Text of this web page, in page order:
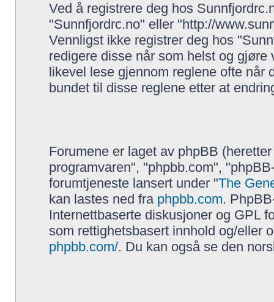
Ved å registrere deg hos
"Sunnfjordrc.no" eller "http://
Vennligst ikke registrer deg hos
redigere disse når som helst og
likevel lese gjennom reglene ofte når
bundet til disse reglene etter at
Forumene er laget av phpBB
programvaren", "phpbb.com",
forumtjeneste lansert under "The
kan lastes ned fra phpbb.com.
Internettbaserte diskusjoner og GPL
som rettighetsbasert innhold og/eller
phpbb.com/. Du kan også se den